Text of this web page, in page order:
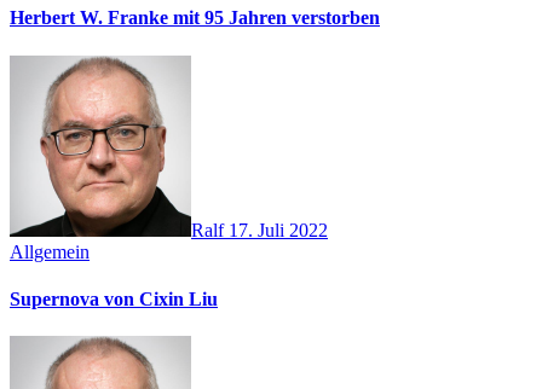
Herbert W. Franke mit 95 Jahren verstorben
Ralf 17. Juli 2022
Allgemein
Supernova von Cixin Liu